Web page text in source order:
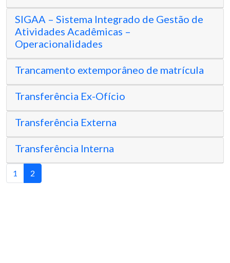
SIGAA – Sistema Integrado de Gestão de
Atividades Acadêmicas –
Operacionalidades
Trancamento extemporâneo de matrícula
Transferência Ex-Ofício
Transferência Externa
Transferência Interna
Page
navigation
Page
1
Current
Page
2